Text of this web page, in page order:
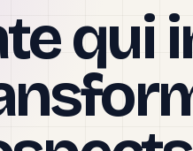
qui